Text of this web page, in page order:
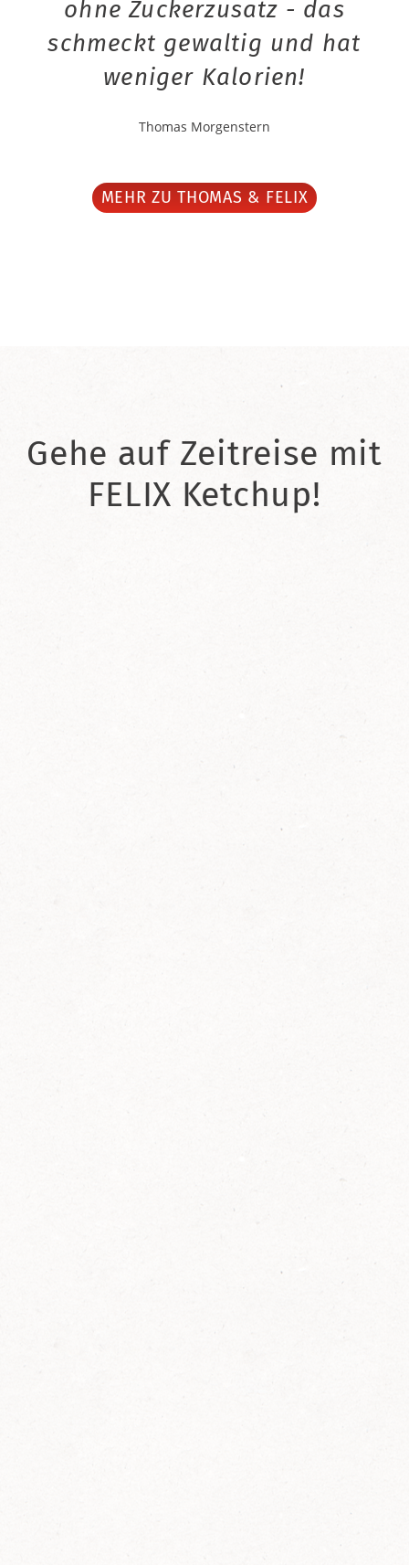
ohne Zuckerzusatz - das
schmeckt gewaltig und hat
weniger Kalorien!
Thomas Morgenstern
MEHR ZU THOMAS & FELIX
Gehe auf Zeitreise mit
FELIX Ketchup!